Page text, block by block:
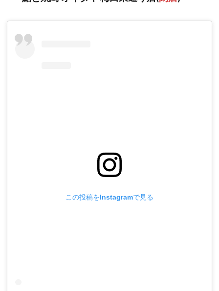
この投稿をInstagramで見る